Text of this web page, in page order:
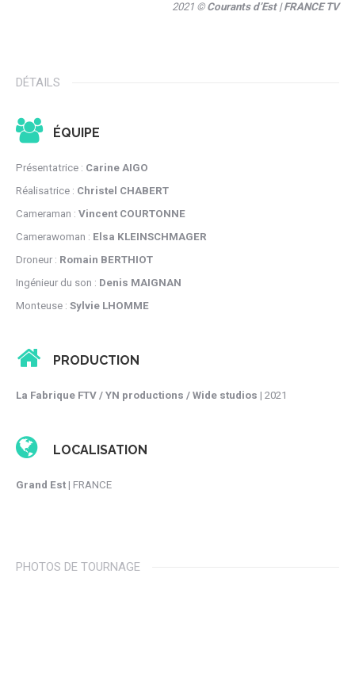
2021 © Courants d’Est| FRANCE TV
DÉTAILS
ÉQUIPE
Présentatrice : Carine AIGO
Réalisatrice : Christel CHABERT
Cameraman : Vincent COURTONNE
Camerawoman : Elsa KLEINSCHMAGER
Droneur : Romain BERTHIOT
Ingénieur du son : Denis MAIGNAN
Monteuse : Sylvie LHOMME
PRODUCTION
La Fabrique FTV / YN productions / Wide studios | 2021
LOCALISATION
Grand Est | FRANCE
PHOTOS DE TOURNAGE